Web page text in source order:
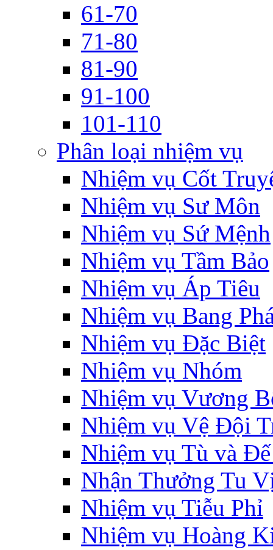
61-70
71-80
81-90
91-100
101-110
Phân loại nhiệm vụ
Nhiệm vụ Cốt
Nhiệm vụ Sư Môn
Nhiệm vụ Sứ Mệnh
Nhiệm vụ Tầm Bảo
Nhiệm vụ Áp Tiêu
Nhiệm vụ Bang
Nhiệm vụ Đặc Biệt
Nhiệm vụ Nhóm
Nhiệm vụ Vương
Nhiệm vụ Vệ Đội
Nhiệm vụ Tù và
Nhận Thưởng Tu
Nhiệm vụ Tiễu Phỉ
Nhiệm vụ Hoàng